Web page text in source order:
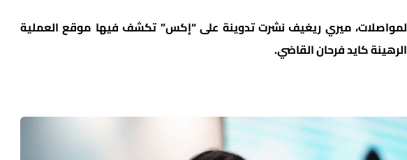
ميري ريغيف نشرت تدوينة على “إكس” تكشف فيها موقع العملية
كايد فرحان القاضي.